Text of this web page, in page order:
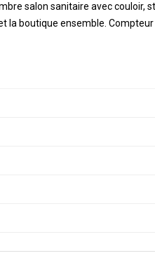
salon sanitaire avec couloir,
la boutique ensemble.